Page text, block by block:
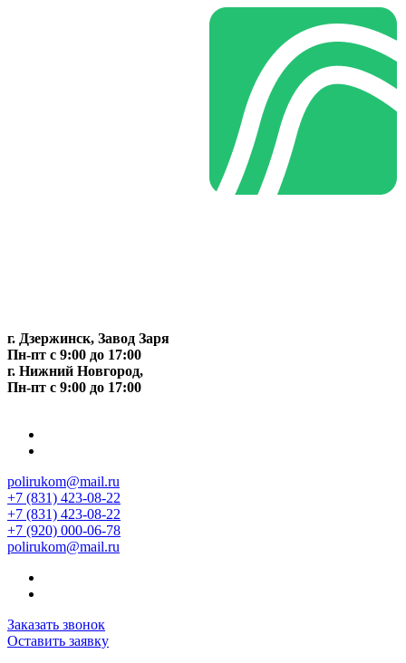
г. Дзержинск, Завод Заря
Пн-пт c 9:00 до 17:00
г. Нижний Новгород,
Пн-пт c 9:00 до 17:00
polirukom@mail.ru
+7 (831) 423-08-22
+7 (831) 423-08-22
+7 (920) 000-06-78
polirukom@mail.ru
Заказать звонок
Оставить заявку